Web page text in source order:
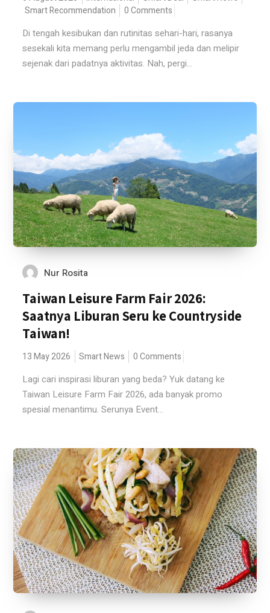
Smart Recommendation
0 Comments
Di tengah kesibukan dan rutinitas sehari-hari, rasanya
sesekali kita memang perlu mengambil jeda dan melipir
sejenak dari padatnya aktivitas. Nah, pergi...
Nur Rosita
Taiwan Leisure Farm Fair 2026:
Saatnya Liburan Seru ke Countryside
Taiwan!
13 May 2026 Smart News 0 Comments
Lagi cari inspirasi liburan yang beda? Yuk datang ke
Taiwan Leisure Farm Fair 2026, ada banyak promo
spesial menantimu. Serunya Event...